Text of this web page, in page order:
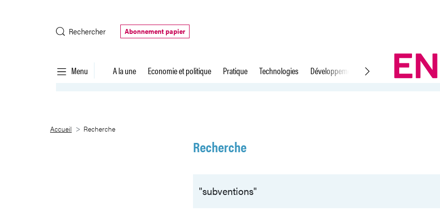
Rechercher
Abonnement papier
Menu A la une Economie et politique Pratique Technologies Développement durable Droit du travail
Recherche
Accueil Recherche
Recherche